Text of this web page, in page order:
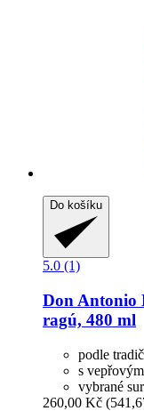
Do košíku
5.0 (1)
Don Antonio
ragú, 480 ml
podle
s
vybrané
260,00 Kč